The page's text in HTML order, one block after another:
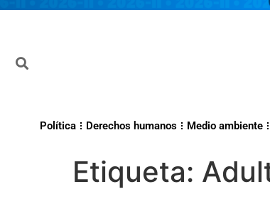
Política Derechos humanos Medio ambiente
Etiqueta: